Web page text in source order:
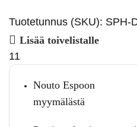
Tuotetunnus (SKU): SPH-
Lisää toivelistalle
11
Nouto Espoon
myymälästä